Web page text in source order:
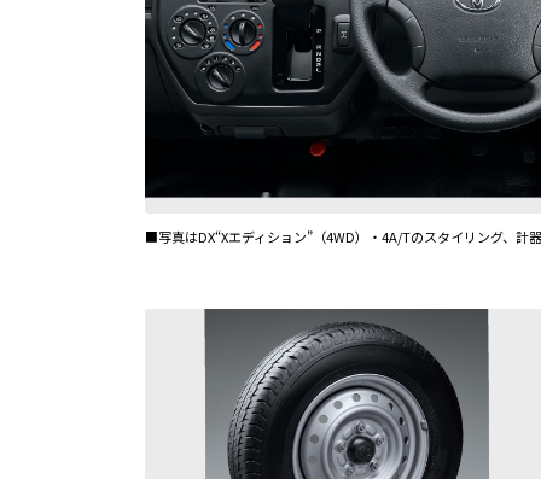
■写真はDX“Xエディション”（4WD）・4A/Tのスタイリング、計